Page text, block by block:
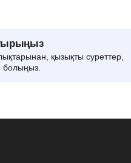
қызықты суреттер,
болыңыз.